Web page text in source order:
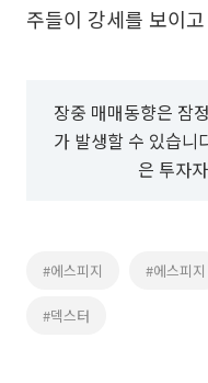
주들이 강세를 보이
장중 매매동향은 잠
가 발생할 수 있습니
은 투자
#에스피지 #에스피지
#덱스터